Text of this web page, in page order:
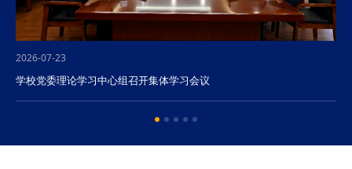
2026-07-23
学校党委理论学习中心组召开集体学习会议